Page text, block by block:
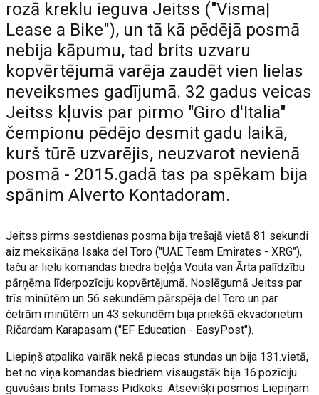
rozā kreklu ieguva Jeitss ("Visma|
Lease a Bike"), un tā kā pēdējā posmā
nebija kāpumu, tad brits uzvaru
kopvērtējumā varēja zaudēt vien lielas
neveiksmes gadījumā. 32 gadus veicas
Jeitss kļuvis par pirmo "Giro d'Italia"
čempionu pēdējo desmit gadu laikā,
kurš tūrē uzvarējis, neuzvarot nevienā
posmā - 2015.gadā tas pa spēkam bija
spānim Alverto Kontadoram.
Jeitss pirms sestdienas posma bija trešajā vietā 81 sekundi
aiz meksikāņa Isaka del Toro ("UAE Team Emirates - XRG"),
taču ar lielu komandas biedra beļģa Vouta van Ārta palīdzību
pārņēma līderpozīciju kopvērtējumā. Noslēgumā Jeitss par
trīs minūtēm un 56 sekundēm pārspēja del Toro un par
četrām minūtēm un 43 sekundēm bija priekšā ekvadorietim
Ričardam Karapasam ("EF Education - EasyPost").
Liepiņš atpalika vairāk nekā piecas stundas un bija 131.vietā,
bet no viņa komandas biedriem visaugstāk bija 16.pozīciju
guvušais brits Tomass Pidkoks. Atsevišķi posmos Liepiņam